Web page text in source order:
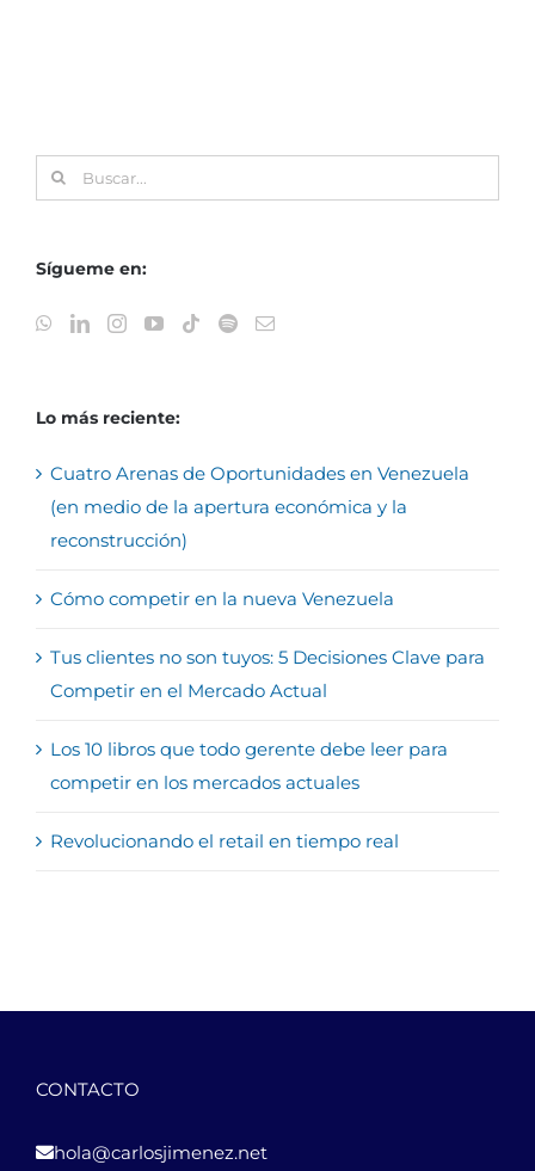
Buscar:
Sígueme en:
Lo más reciente:
Cuatro Arenas de Oportunidades en Venezuela
(en medio de la apertura económica y la
reconstrucción)
Cómo competir en la nueva Venezuela
Tus clientes no son tuyos: 5 Decisiones Clave para
Competir en el Mercado Actual
Los 10 libros que todo gerente debe leer para
competir en los mercados actuales
Revolucionando el retail en tiempo real
CONTACTO
hola@carlosjimenez.net